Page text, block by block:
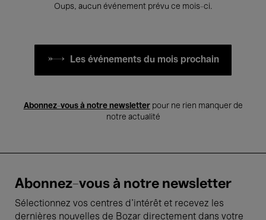
Oups, aucun événement prévu ce mois-ci.
Les événements du mois prochain
Abonnez-vous à notre newsletterpour ne rien manquer de
notre actualité
Abonnez-vous à notre newsletter
Sélectionnez vos centres d'intérêt et recevez les
dernières nouvelles de Bozar directement dans votre